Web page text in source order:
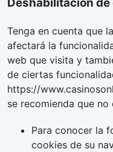
Tenga en cuenta que
afectará la
web que visita y
de ciertas
https://
se recomienda que
Para conocer la
cookies de su